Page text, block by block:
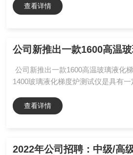
货到验收后付款）*设备支持货到付
统是由真空封管机+氢氧机+真空泵
查看详情
公司新推出一款1600高温玻璃液化
1400玻璃液化梯度炉测试仪是具有
冷却，通过确定析晶位置和对照标
析晶温度范围。是目前研究玻璃液化
查看详情
2022年公司招聘：中级/高